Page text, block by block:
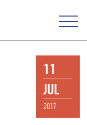
11
JUL
2017